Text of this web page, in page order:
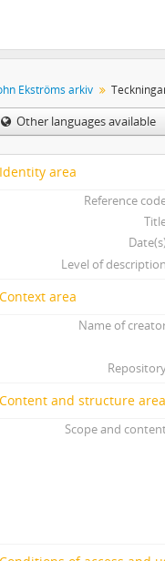
Ekströms arkiv
Other languages available
Identity area
Reference
Level of description
Context area
Name of
Content and structure area
Scope and